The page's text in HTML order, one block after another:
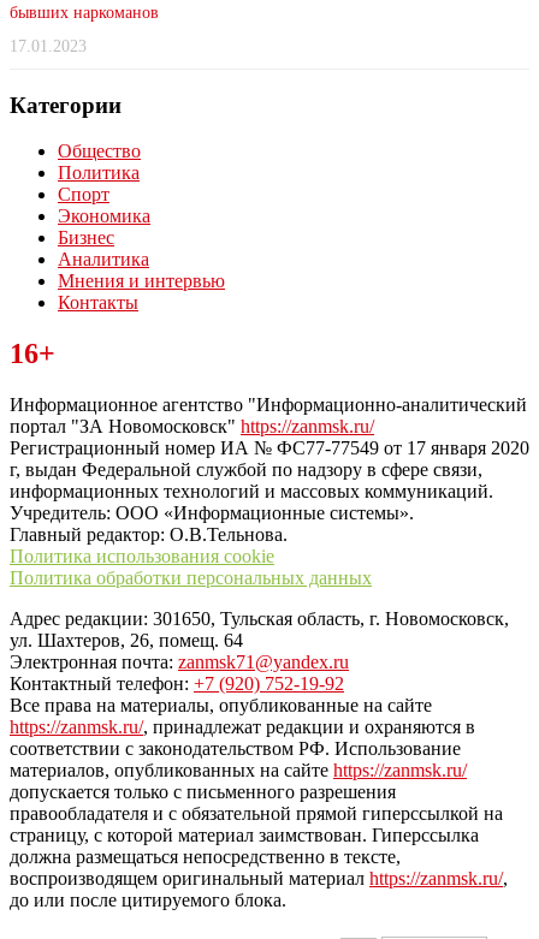
бывших наркоманов
17.01.2023
Категории
Общество
Политика
Спорт
Экономика
Бизнес
Аналитика
Мнения и интервью
Контакты
Читайте последние новости дня в Тульской области на сайте
“ЗаНовомосковск”
16+
Информационное агентство "Информационно-аналитический
портал "ЗА Новомосковск" https://zanmsk.ru/
Регистрационный номер ИА № ФС77-77549 от 17 января 2020
г, выдан Федеральной службой по надзору в сфере связи,
информационных технологий и массовых коммуникаций.
Учредитель: ООО «Информационные системы».
Главный редактор: О.В.Тельнова.
Политика использования cookie
Политика обработки персональных данных
Адрес редакции: 301650, Тульская область, г. Новомосковск,
ул. Шахтеров, 26, помещ. 64
Электронная почта: zanmsk71@yandex.ru
Контактный телефон: +7 (920) 752-19-92
Все права на материалы, опубликованные на сайте
https://zanmsk.ru/, принадлежат редакции и охраняются в
соответствии с законодательством РФ. Использование
материалов, опубликованных на сайте https://zanmsk.ru/
допускается только с письменного разрешения
правообладателя и с обязательной прямой гиперссылкой на
страницу, с которой материал заимствован. Гиперссылка
должна размещаться непосредственно в тексте,
воспроизводящем оригинальный материал https://zanmsk.ru/,
до или после цитируемого блока.